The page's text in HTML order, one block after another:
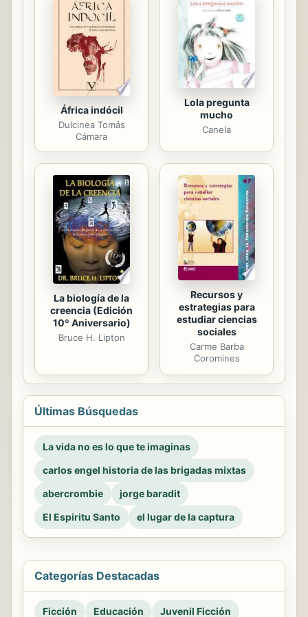
de Granada, el 19 de agosto de 1936,
García Lorca es uno de los poetas y
dramaturgos españoles más
apreciados y venerados. Su...
África indócil
Dulcinea Tomás
Cámara
Lola pregunta
mucho
Canela
La biología de la
creencia (Edición
10º Aniversario)
Bruce H. Lipton
Recursos y
estrategias para
estudiar ciencias
sociales
Carme Barba
Coromines
Últimas Búsquedas
La vida no es lo que te imaginas
carlos engel historia de las brigadas mixtas
abercrombie
jorge baradit
El Espiritu Santo
el lugar de la captura
Categorías Destacadas
Ficción Educación Juvenil Ficción